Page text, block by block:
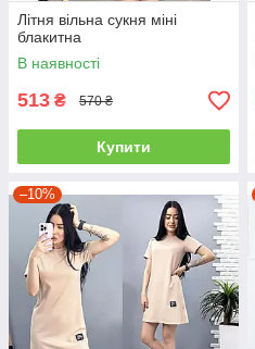
Літня вільна сукня міні
блакитна
В наявності
513 ₴ 570 ₴
Купити
–10%